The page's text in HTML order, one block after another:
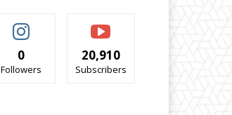
0
Followers
20,910
Subscribers